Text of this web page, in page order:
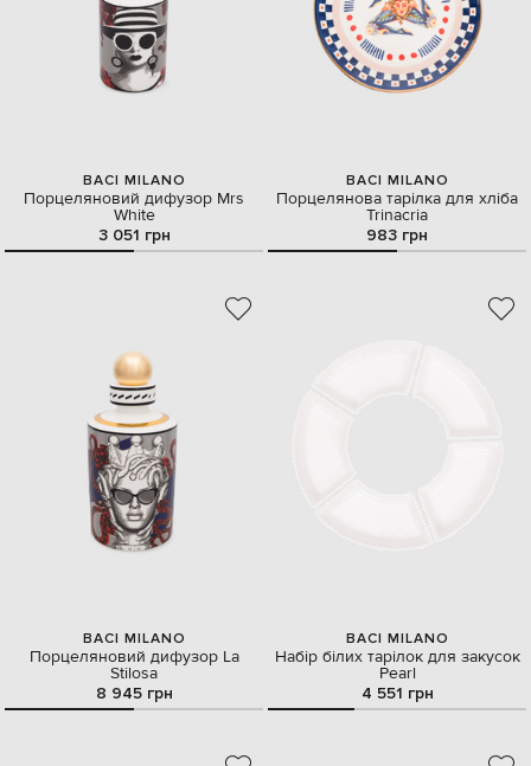
BACI MILANO
Порцеляновий дифузор Mrs
White
3 051 грн
BACI MILANO
Порцелянова тарілка для хліба
Trinacria
983 грн
BACI MILANO
Порцеляновий дифузор La
Stilosa
8 945 грн
BACI MILANO
Набір білих тарілок для закусок
Pearl
4 551 грн